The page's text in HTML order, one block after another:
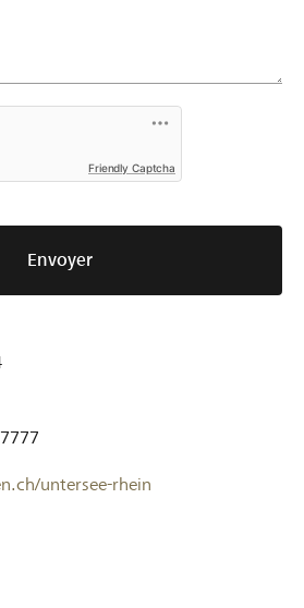
Friendly Captcha
Envoyer
untersee-rhein